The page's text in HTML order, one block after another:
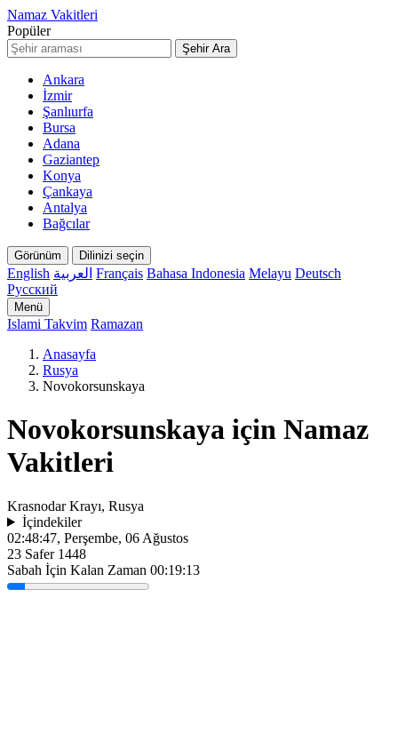
Namaz Vakitleri
Popüler
Şehir Ara
Ankara
İzmir
Şanlıurfa
Bursa
Adana
Gaziantep
Konya
Çankaya
Antalya
Bağcılar
Görünüm Dilinizi seçin
English العربية Français Bahasa Indonesia Melayu Deutsch
Русский
Menü
Islami Takvim Ramazan
Anasayfa
Rusya
Novokorsunskaya
Novokorsunskaya için Namaz
Vakitleri
Krasnodar Krayı, Rusya
İçindekiler
02:48:47, Perşembe, 06 Ağustos
23 Safer 1448
Sabah İçin Kalan Zaman 00:19:13